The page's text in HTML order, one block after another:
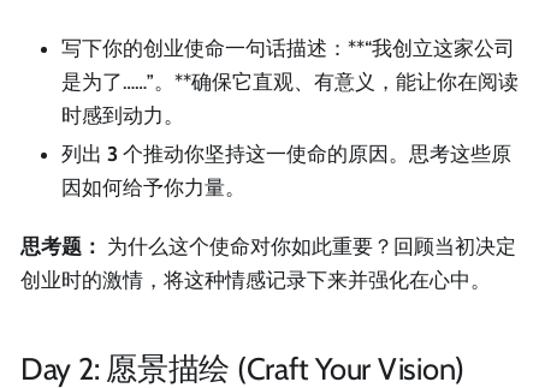
写下你的创业使命一句话描述：**“我创立这家公司
是为了……”。**确保它直观、有意义，能让你在阅读
时感到动力。
列出 3 个推动你坚持这一使命的原因。思考这些原
因如何给予你力量。
思考题： 为什么这个使命对你如此重要？回顾当初决定
创业时的激情，将这种情感记录下来并强化在心中。
Day 2: 愿景描绘 (Craft Your Vision)